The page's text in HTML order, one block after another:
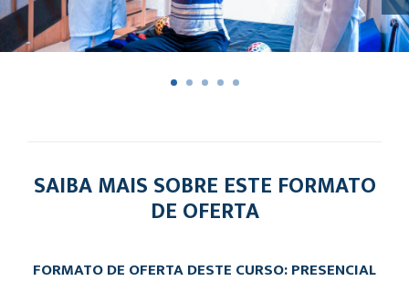
SAIBA MAIS SOBRE ESTE FORMATO
DE OFERTA
FORMATO DE OFERTA DESTE CURSO: PRESENCIAL